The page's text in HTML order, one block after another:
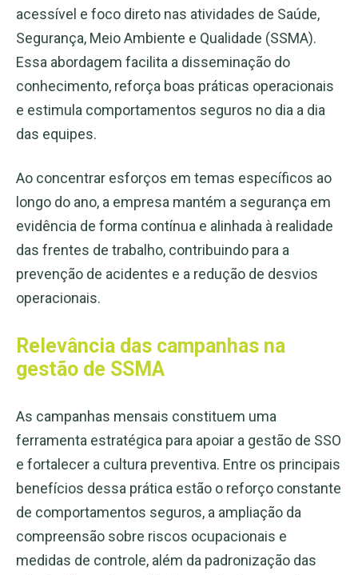
acessível e foco direto nas atividades de Saúde,
Segurança, Meio Ambiente e Qualidade (SSMA).
Essa abordagem facilita a disseminação do
conhecimento, reforça boas práticas operacionais
e estimula comportamentos seguros no dia a dia
das equipes.
Ao concentrar esforços em temas específicos ao
longo do ano, a empresa mantém a segurança em
evidência de forma contínua e alinhada à realidade
das frentes de trabalho, contribuindo para a
prevenção de acidentes e a redução de desvios
operacionais.
Relevância das campanhas na
gestão de SSMA
As campanhas mensais constituem uma
ferramenta estratégica para apoiar a gestão de SSO
e fortalecer a cultura preventiva. Entre os principais
benefícios dessa prática estão o reforço constante
de comportamentos seguros, a ampliação da
compreensão sobre riscos ocupacionais e
medidas de controle, além da padronização das